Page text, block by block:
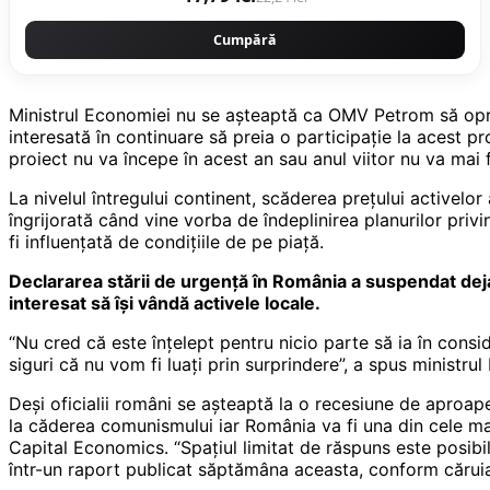
Cumpără
Ministrul Economiei nu se aşteaptă ca OMV Petrom să
interesată în continuare să preia o participaţie la acest
proiect nu va începe în acest an sau anul viitor nu va
La nivelul întregului continent, scăderea preţului
îngrijorată când vine vorba de îndeplinirea planurilor
fi influenţată de condiţiile de pe piaţă.
Declararea stării de urgenţă în România a suspendat
interesat să îşi vândă activele locale.
“Nu cred că este înţelept pentru nicio parte să ia în
siguri că nu vom fi luaţi prin surprindere”, a spus ministrul
Deşi oficialii români se aşteaptă la o recesiune de
la căderea comunismului iar România va fi una din cele
Capital Economics. “Spaţiul limitat de răspuns este
într-un raport publicat săptămâna aceasta, conform